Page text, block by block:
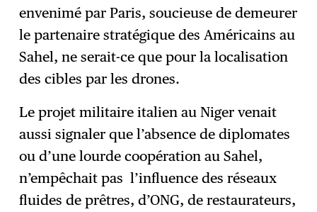
envenimé par Paris, soucieuse de demeurer
le partenaire stratégique des Américains au
Sahel, ne serait-ce que pour la localisation
des cibles par les drones.
Le projet militaire italien au Niger venait
aussi signaler que l’absence de diplomates
ou d’une lourde coopération au Sahel,
n’empêchait pas l’influence des réseaux
fluides de prêtres, d’ONG, de restaurateurs,